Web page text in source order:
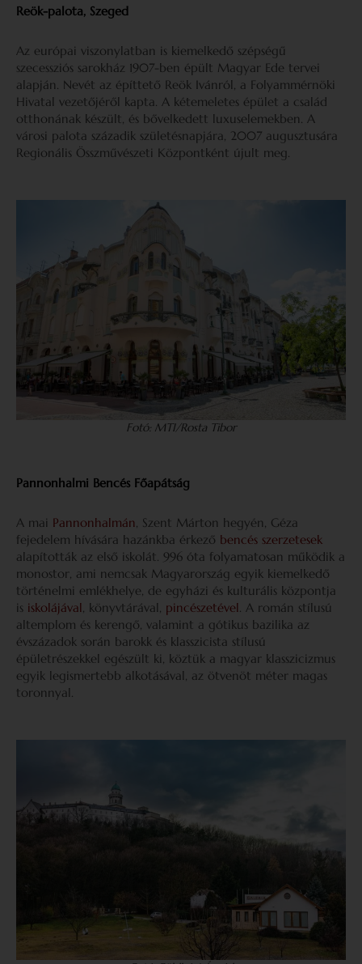
Reök-palota, Szeged
Az európai viszonylatban is kiemelkedő szépségű
szecessziós sarokház 1907-ben épült Magyar Ede tervei
alapján. Nevét az építtető Reök Ivánról, a Folyammérnöki
Hivatal vezetőjéről kapta. A kétemeletes épület a család
otthonának készült, és bővelkedett luxuselemekben. A
városi palota századik születésnapjára, 2007 augusztusára
Regionális Összművészeti Központként újult meg.
Fotó: MTI/Rosta Tibor
Pannonhalmi Bencés Főapátság
A mai Pannonhalmán, Szent Márton hegyén, Géza
fejedelem hívására hazánkba érkező bencés szerzetesek
alapították az első iskolát. 996 óta folyamatosan működik a
monostor, ami nemcsak Magyarország egyik kiemelkedő
történelmi emlékhelye, de egyházi és kulturális központja
is iskolájával, könyvtárával, pincészetével. A román stílusú
altemplom és kerengő, valamint a gótikus bazilika az
évszázadok során barokk és klasszicista stílusú
épületrészekkel egészült ki, köztük a magyar klasszicizmus
egyik legismertebb alkotásával, az ötvenöt méter magas
toronnyal.